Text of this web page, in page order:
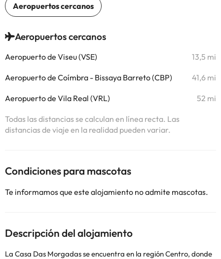
Aeropuertos cercanos
Aeropuerto de Viseu (VSE) 13,5 mi
Aeropuerto de Coímbra - Bissaya Barreto (CBP) 41,6 mi
Aeropuerto de Vila Real (VRL) 52 mi
Todas las distancias se calculan en línea recta. Las
distancias de viaje en la realidad pueden variar.
Condiciones para mascotas
Te informamos que este alojamiento no admite mascotas.
Descripción del alojamiento
La Casa Das Morgadas se encuentra en la región Centro, donde